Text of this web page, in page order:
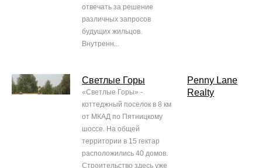
отвечать за решение
различных запросов
будущих жильцов.
Внутренн...
Светлые Горы
«Светлые Горы» -
коттеджный поселок в 8 км
от МКАД по Пятницкому
шоссе. На общей
территории в 15 гектар
расположились 40 домов.
Строительство здесь уже
Penny Lane
Realty